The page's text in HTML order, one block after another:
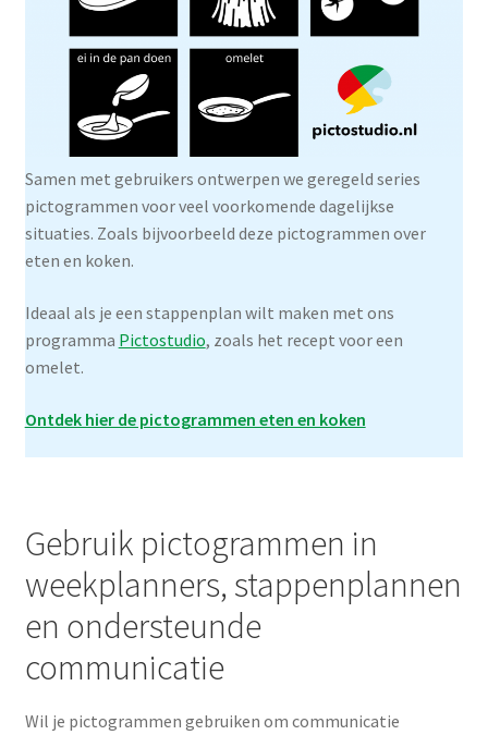
Samen met gebruikers ontwerpen we geregeld series
pictogrammen voor veel voorkomende dagelijkse
situaties. Zoals bijvoorbeeld deze pictogrammen over
eten en koken.
Ideaal als je een stappenplan wilt maken met ons
programma Pictostudio, zoals het recept voor een
omelet.
Ontdek hier de pictogrammen eten en koken
Gebruik pictogrammen in
weekplanners, stappenplannen
en ondersteunde
communicatie
Wil je pictogrammen gebruiken om communicatie